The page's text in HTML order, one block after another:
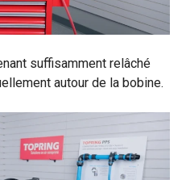
suffisamment relâché
autour de la bobine.